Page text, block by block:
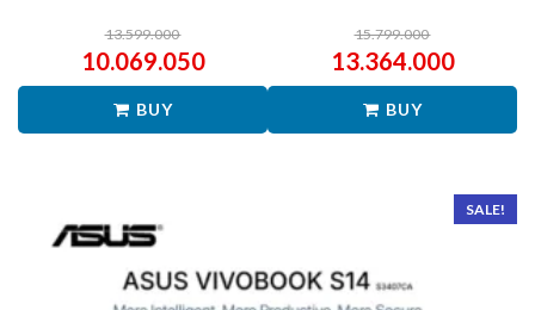
13.599.000
10.069.050
BUY
15.799.000
13.364.000
BUY
SALE!